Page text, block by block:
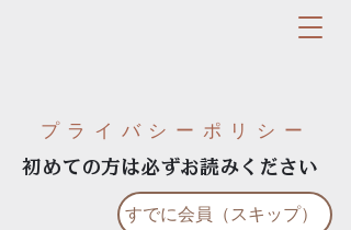
プライバシーポリシー
初めての方は必ずお読みください
すでに会員（スキップ）